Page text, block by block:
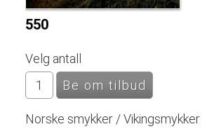
550
Velg antall
Norske smykker / Vikingsmykker